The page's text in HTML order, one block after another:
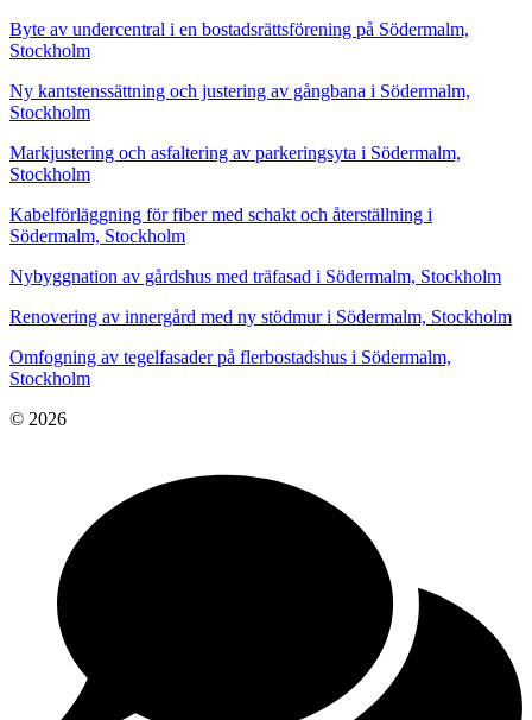
Byte av undercentral i en bostadsrättsförening på Södermalm,
Stockholm
Ny kantstenssättning och justering av gångbana i Södermalm,
Stockholm
Markjustering och asfaltering av parkeringsyta i Södermalm,
Stockholm
Kabelförläggning för fiber med schakt och återställning i
Södermalm, Stockholm
Nybyggnation av gårdshus med träfasad i Södermalm, Stockholm
Renovering av innergård med ny stödmur i Södermalm, Stockholm
Omfogning av tegelfasader på flerbostadshus i Södermalm,
Stockholm
© 2026